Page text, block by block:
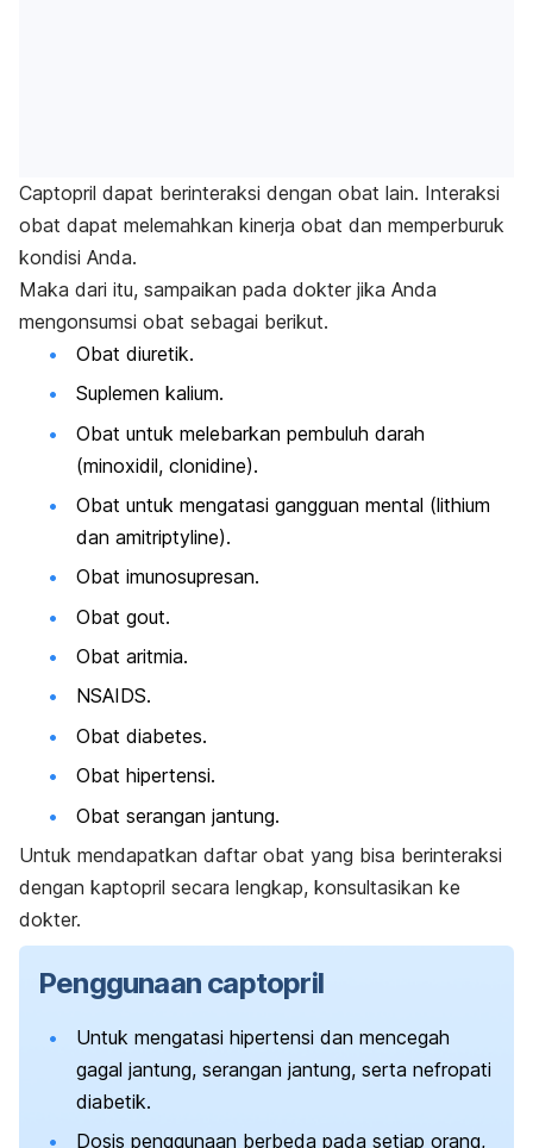
Captopril dapat berinteraksi dengan obat lain. Interaksi
obat dapat melemahkan kinerja obat dan memperburuk
kondisi Anda.
Maka dari itu, sampaikan pada dokter jika Anda
mengonsumsi obat sebagai berikut.
Obat diuretik.
Suplemen kalium.
Obat untuk melebarkan pembuluh darah
(minoxidil, clonidine).
Obat untuk mengatasi gangguan mental (lithium
dan amitriptyline).
Obat imunosupresan.
Obat gout.
Obat aritmia.
NSAIDS.
Obat diabetes.
Obat hipertensi.
Obat serangan jantung.
Untuk mendapatkan daftar obat yang bisa berinteraksi
dengan kaptopril secara lengkap, konsultasikan ke
dokter.
Penggunaan captopril
Untuk mengatasi hipertensi dan mencegah
gagal jantung, serangan jantung, serta nefropati
diabetik.
Dosis penggunaan berbeda pada setiap orang,